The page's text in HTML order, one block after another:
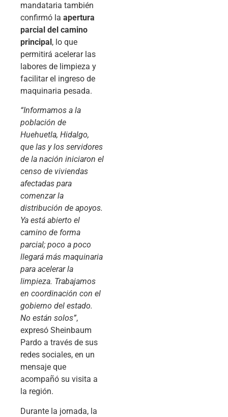
mandataria también
confirmó la apertura
parcial del camino
principal, lo que
permitirá acelerar las
labores de limpieza y
facilitar el ingreso de
maquinaria pesada.
“Informamos a la
población de
Huehuetla, Hidalgo,
que las y los servidores
de la nación iniciaron el
censo de viviendas
afectadas para
comenzar la
distribución de apoyos.
Ya está abierto el
camino de forma
parcial; poco a poco
llegará más maquinaria
para acelerar la
limpieza. Trabajamos
en coordinación con el
gobierno del estado.
No están solos”,
expresó Sheinbaum
Pardo a través de sus
redes sociales, en un
mensaje que
acompañó su visita a
la región.
Durante la jornada, la